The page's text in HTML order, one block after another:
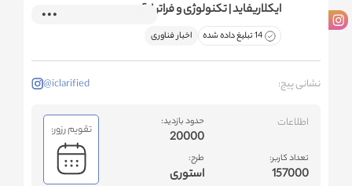
ایکلاریفاید | تکنولوژی و فراتر از آن
14 تبلیغ داده شده اخبار فناوری
نشانی پیج: @iclarified
اطلاعات
تعداد کاربر:
157000
حدود بازدید:
20000
طرح:
استوری
تقویم رزور: